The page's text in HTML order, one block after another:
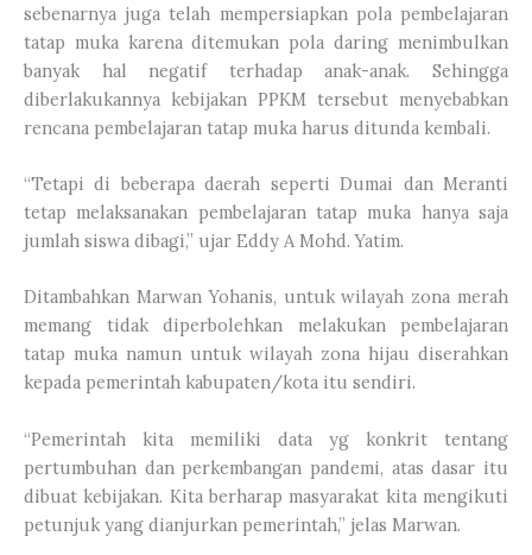
sebenarnya juga telah mempersiapkan pola pembelajaran
tatap muka karena ditemukan pola daring menimbulkan
banyak hal negatif terhadap anak-anak. Sehingga
diberlakukannya kebijakan PPKM tersebut menyebabkan
rencana pembelajaran tatap muka harus ditunda kembali.
“Tetapi di beberapa daerah seperti Dumai dan Meranti
tetap melaksanakan pembelajaran tatap muka hanya saja
jumlah siswa dibagi,” ujar Eddy A Mohd. Yatim.
Ditambahkan Marwan Yohanis, untuk wilayah zona merah
memang tidak diperbolehkan melakukan pembelajaran
tatap muka namun untuk wilayah zona hijau diserahkan
kepada pemerintah kabupaten/kota itu sendiri.
“Pemerintah kita memiliki data yg konkrit tentang
pertumbuhan dan perkembangan pandemi, atas dasar itu
dibuat kebijakan. Kita berharap masyarakat kita mengikuti
petunjuk yang dianjurkan pemerintah,” jelas Marwan.